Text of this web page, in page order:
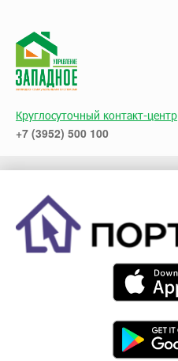
Круглосуточный контакт-центр
+7 (3952) 500 100